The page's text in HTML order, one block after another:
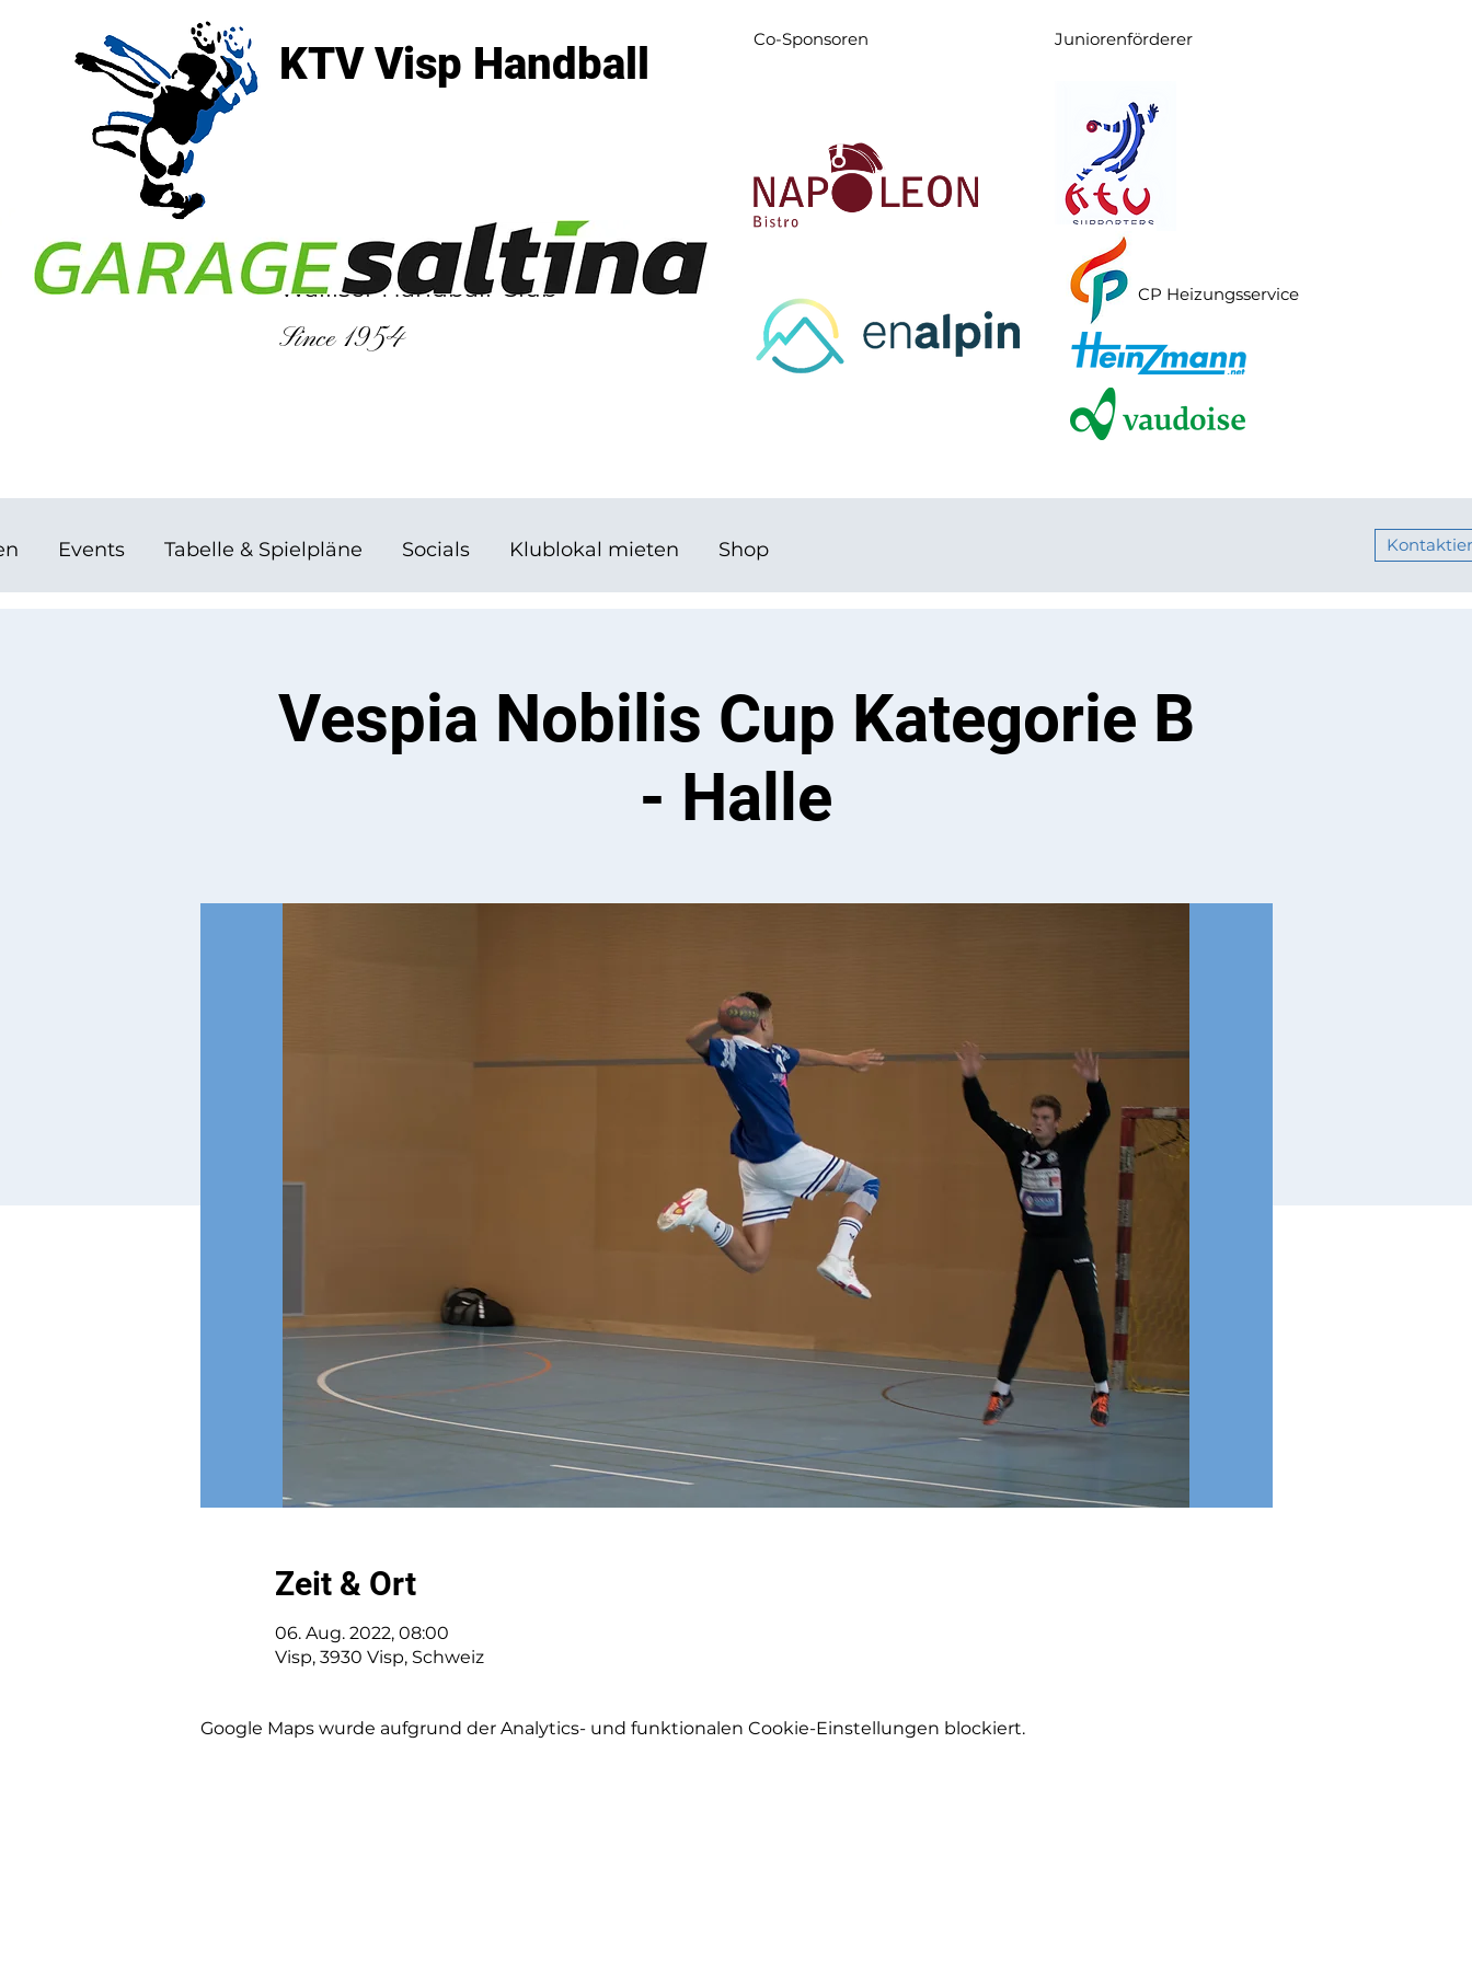
KTV Visp Handball
3930 Visp
Walliser Handball-Club
Since 1954
Co-Sponsoren Juniorenförderer
CP Heizungsservice
Events Tabelle & Spielpläne Socials Klublokal mieten Shop
Vespia Nobilis Cup Kategorie B
- Halle
Zeit & Ort
06. Aug. 2022, 08:00
Visp, 3930 Visp, Schweiz
Google Maps wurde aufgrund der Analytics- und funktionalen Cookie-Einstellungen blockiert.